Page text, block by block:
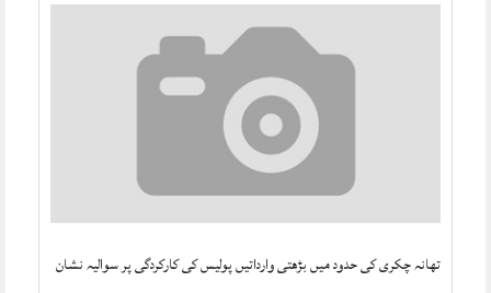
تھانہ چکری کی حدود میں بڑھتی وارداتیں پولیس کی کارکردگی پر سوالیہ نشان